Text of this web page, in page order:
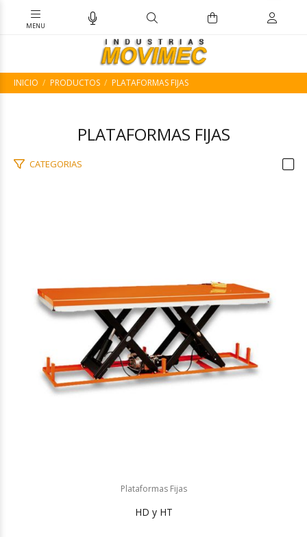
INICIO PRODUCTOS PLATAFORMAS FIJAS
PLATAFORMAS FIJAS
CATEGORIAS
Plataformas Fijas
HD y HT